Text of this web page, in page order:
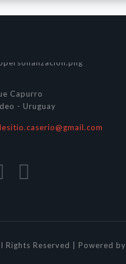
Capurro
- Uruguay
Rights Reserved | Powered by